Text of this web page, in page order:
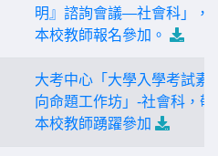
明』諮詢會議—社會科」，
本校教師報名參加。
大考中心「大學入學考試素
向命題工作坊」-社會科，敬
本校教師踴躍參加